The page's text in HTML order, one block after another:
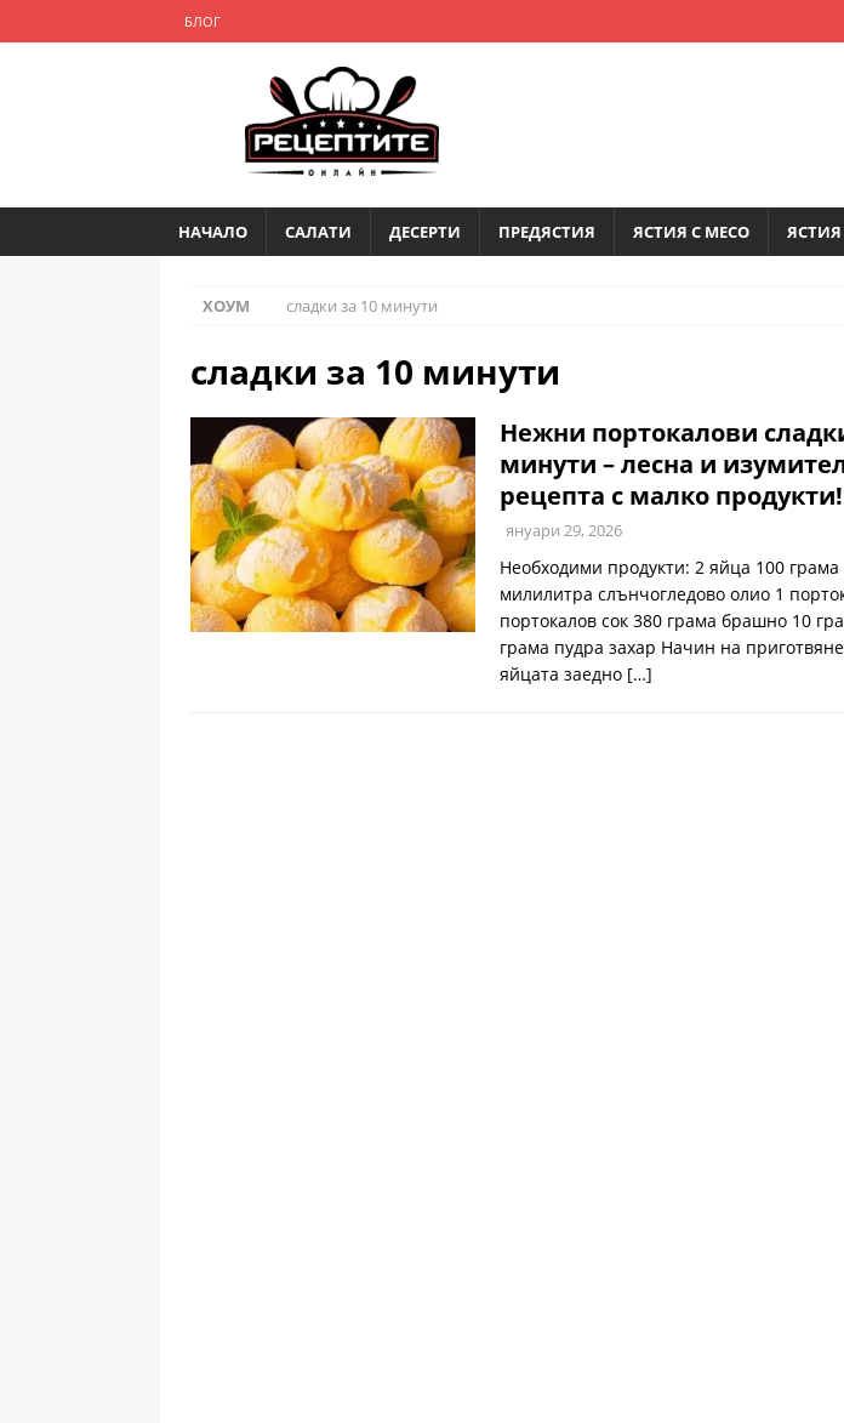
БЛОГ
НАЧАЛО САЛАТИ ДЕСЕРТИ ПРЕДЯСТИЯ ЯСТИЯ С МЕСО ЯСТИЯ
ХОУМ сладки за 10 минути
сладки за 10 минути
Нежни портокалови
минути – лесна и
рецепта с малко продукти!
януари 29, 2026
Необходими продукти: 2 яйца 100 грама
милилитра слънчогледово олио 1
портокалов сок 380 грама брашно 10
грама пудра захар Начин на
яйцата заедно […]